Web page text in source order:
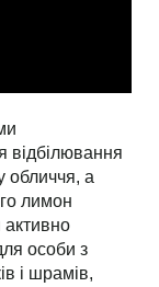
відбілювання
обличчя, а
лимон
особи з
і шрамів,